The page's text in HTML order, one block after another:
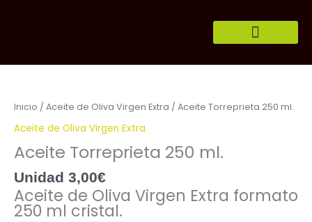
Inicio / Aceite de Oliva Virgen Extra / Aceite Torreprieta 250 ml.
Aceite de Oliva Virgen Extra
Aceite Torreprieta 250 ml.
Unidad 3,00€
Aceite de Oliva Virgen Extra formato
250 ml cristal.
250
cantidad